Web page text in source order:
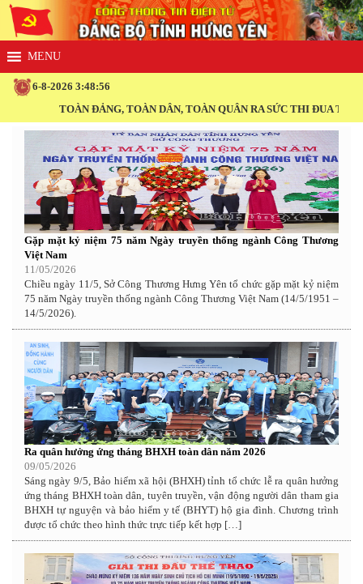
6-8-2026 3:48:57
TOÀN ĐẢNG, TOÀN DÂN, TOÀN QUÂN RA SỨC THI ĐUA THỰC HIỆN
Gặp mặt kỷ niệm 75 năm Ngày truyền thống ngành Công Thương
Việt Nam
11/05/2026
Chiều ngày 11/5, Sở Công Thương Hưng Yên tổ chức gặp mặt kỷ niệm
75 năm Ngày truyền thống ngành Công Thương Việt Nam (14/5/1951 –
14/5/2026).
Ra quân hưởng ứng tháng BHXH toàn dân năm 2026
09/05/2026
Sáng ngày 9/5, Bảo hiểm xã hội (BHXH) tỉnh tổ chức lễ ra quân hưởng
ứng tháng BHXH toàn dân, tuyên truyền, vận động người dân tham gia
BHXH tự nguyện và bảo hiểm y tế (BHYT) hộ gia đình. Chương trình
được tổ chức theo hình thức trực tiếp kết hợp […]